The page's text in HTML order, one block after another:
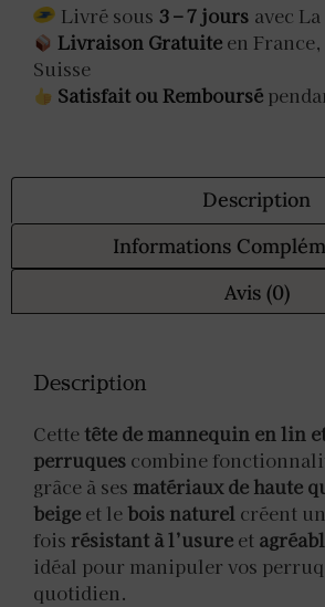
Livré sous 3 – 7 jours avec
Livraison Gratuite en
Suisse
Satisfait ou Remboursé
Description
Informations
Avis (0)
Description
Cettetête de mannequin en lin
perruques combine
grâce à ses matériaux de haute
beige et lebois naturel créent
fois résistant à l’usure et
idéal pour manipuler vos
quotidien.